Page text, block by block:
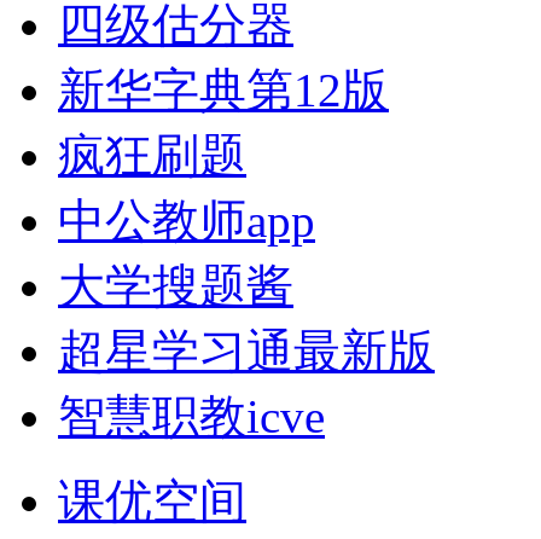
四级估分器
新华字典第12版
疯狂刷题
中公教师app
大学搜题酱
超星学习通最新版
智慧职教icve
课优空间